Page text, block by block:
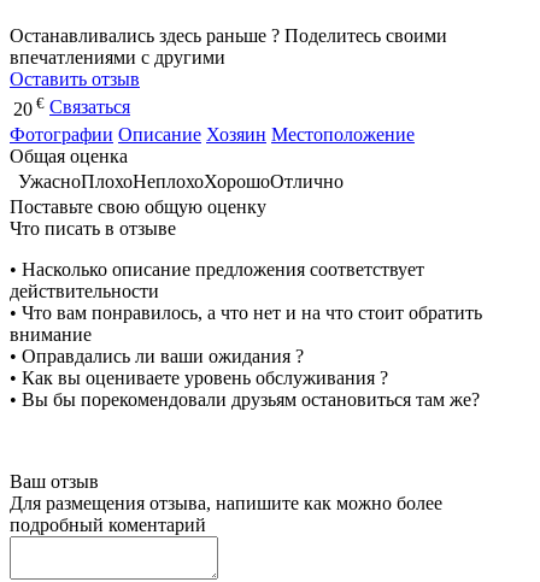
Останавливались здесь раньше ? Поделитесь своими
впечатлениями с другими
Оставить отзыв
20 € Связаться
Фотографии Описание Хозяин Местоположение
Общая оценка
УжасноПлохоНеплохоХорошоОтлично
Поставьте свою общую оценку
Что писать в отзыве
• Насколько описание предложения соответствует
действительности
• Что вам понравилось, а что нет и на что стоит обратить
внимание
• Оправдались ли ваши ожидания ?
• Как вы оцениваете уровень обслуживания ?
• Вы бы порекомендовали друзьям остановиться там же?
Ваш отзыв
Для размещения отзыва, напишите как можно более
подробный коментарий